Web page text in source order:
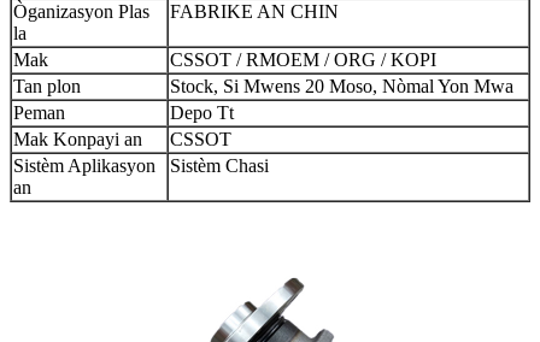
Òganizasyon Plas
la
FABRIKE AN CHIN
Mak
CSSOT / RMOEM / ORG / KOPI
Tan plon
Stock, Si Mwens 20 Moso, Nòmal Yon Mwa
Peman
Depo Tt
Mak Konpayi an
CSSOT
Sistèm Aplikasyon
an
Sistèm Chasi